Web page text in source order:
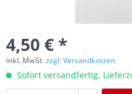
4,50 € *
inkl. MwSt.zzgl. Versandkosten
Sofort versandfertig,